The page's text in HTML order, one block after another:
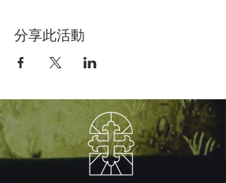
分享此活動